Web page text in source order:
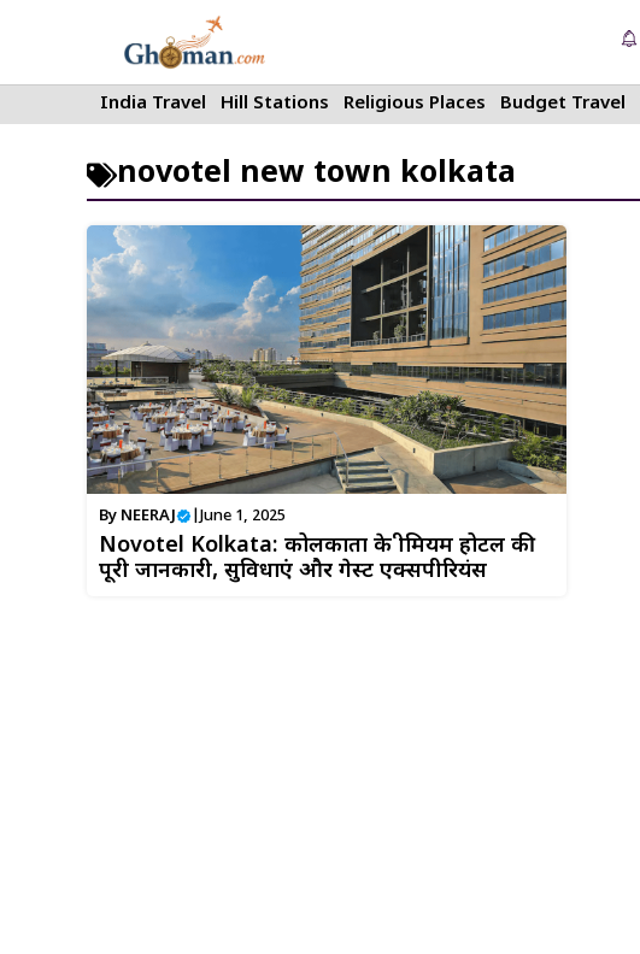
India Travel Hill Stations Religious Places Budget Travel
novotel new town kolkata
By NEERAJ June 1, 2025
Novotel Kolkata: कोलकाता के प्रीमियम होटल की
पूरी जानकारी, सुविधाएं और गेस्ट एक्सपीरियंस